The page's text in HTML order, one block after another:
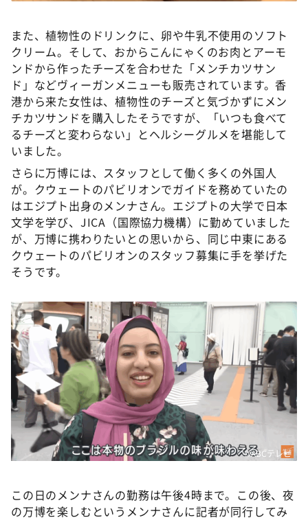
また、植物性のドリンクに、卵や牛乳不使用のソフト
クリーム。そして、おからこんにゃくのお肉とアーモ
ンドから作ったチーズを合わせた「メンチカツサン
ド」などヴィーガンメニューも販売されています。香
港から来た女性は、植物性のチーズと気づかずにメン
チカツサンドを購入したそうですが、「いつも食べて
るチーズと変わらない」とヘルシーグルメを堪能して
いました。
さらに万博には、スタッフとして働く多くの外国人
が。クウェートのパビリオンでガイドを務めていたの
はエジプト出身のメンナさん。エジプトの大学で日本
文学を学び、JICA（国際協力機構）に勤めていました
が、万博に携わりたいとの思いから、同じ中東にある
クウェートのパビリオンのスタッフ募集に手を挙げた
そうです。
©ABCテレビ
この日のメンナさんの勤務は午後4時まで。この後、夜
の万博を楽しむというメンナさんに記者が同行してみ